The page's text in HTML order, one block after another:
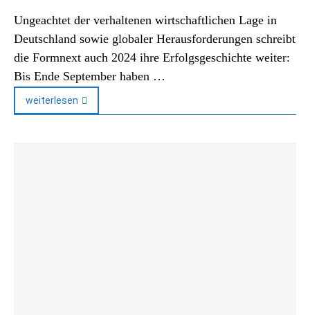
Ungeachtet der verhaltenen wirtschaftlichen Lage in
Deutschland sowie globaler Herausforderungen schreibt
die Formnext auch 2024 ihre Erfolgsgeschichte weiter:
Bis Ende September haben …
weiterlesen